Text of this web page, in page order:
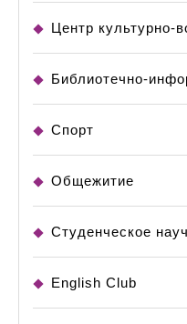
Центр культурно-
Библиотечно-
Спорт
Общежитие
Студенческое
English Club